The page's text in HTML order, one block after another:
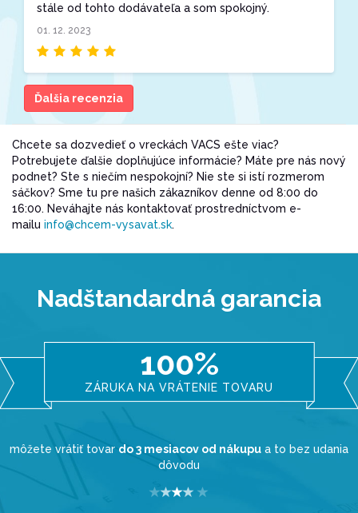
stále od tohto dodávateľa a som spokojný.
01. 12. 2023
Ďalšia recenzia
Chcete sa dozvedieť o vreckách VACS ešte viac?
Potrebujete ďalšie doplňujúce informácie? Máte pre nás nový
podnet? Ste s niečím nespokojní? Nie ste si istí rozmerom
sáčkov? Sme tu pre našich zákazníkov denne od 8:00 do
16:00. Neváhajte nás kontaktovať prostredníctvom e-
mailu info@chcem-vysavat.sk.
Nadštandardná garancia
100%
ZÁRUKA NA VRÁTENIE TOVARU
môžete vrátiť tovar do 3 mesiacov od nákupu a to bez udania
dôvodu